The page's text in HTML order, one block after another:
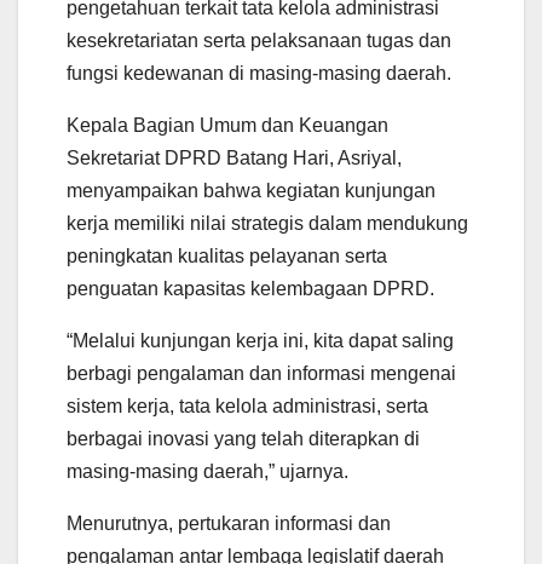
pengetahuan terkait tata kelola administrasi
kesekretariatan serta pelaksanaan tugas dan
fungsi kedewanan di masing-masing daerah.
Kepala Bagian Umum dan Keuangan
Sekretariat DPRD Batang Hari, Asriyal,
menyampaikan bahwa kegiatan kunjungan
kerja memiliki nilai strategis dalam mendukung
peningkatan kualitas pelayanan serta
penguatan kapasitas kelembagaan DPRD.
“Melalui kunjungan kerja ini, kita dapat saling
berbagi pengalaman dan informasi mengenai
sistem kerja, tata kelola administrasi, serta
berbagai inovasi yang telah diterapkan di
masing-masing daerah,” ujarnya.
Menurutnya, pertukaran informasi dan
pengalaman antar lembaga legislatif daerah